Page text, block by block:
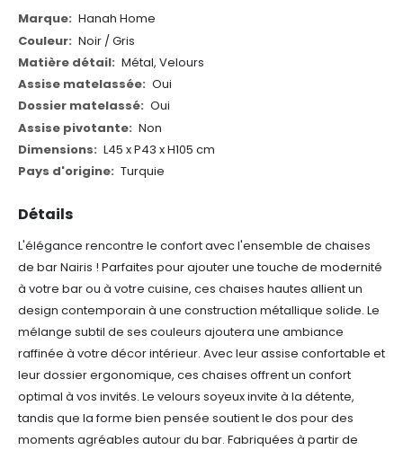
Détails
L'élégance rencontre le confort avec l'ensemble de chaises
de bar Nairis ! Parfaites pour ajouter une touche de modernité
à votre bar ou à votre cuisine, ces chaises hautes allient un
design contemporain à une construction métallique solide. Le
mélange subtil de ses couleurs ajoutera une ambiance
raffinée à votre décor intérieur. Avec leur assise confortable et
leur dossier ergonomique, ces chaises offrent un confort
optimal à vos invités. Le velours soyeux invite à la détente,
tandis que la forme bien pensée soutient le dos pour des
moments agréables autour du bar. Fabriquées à partir de
Plus
d'informations
Hanah Home
Noir / Gris
Métal, Velours
Oui
Oui
Non
L45 x P43 x H105 cm
Turquie